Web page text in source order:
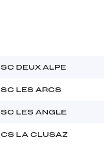
SC DEUX ALPE
SC LES ARCS
SC LES ANGLE
CS LA CLUSAZ